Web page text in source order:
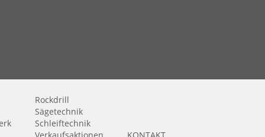
Rockdrill
Sägetechnik
Schleiftechnik
Verkaufsaktionen
KONTAKT